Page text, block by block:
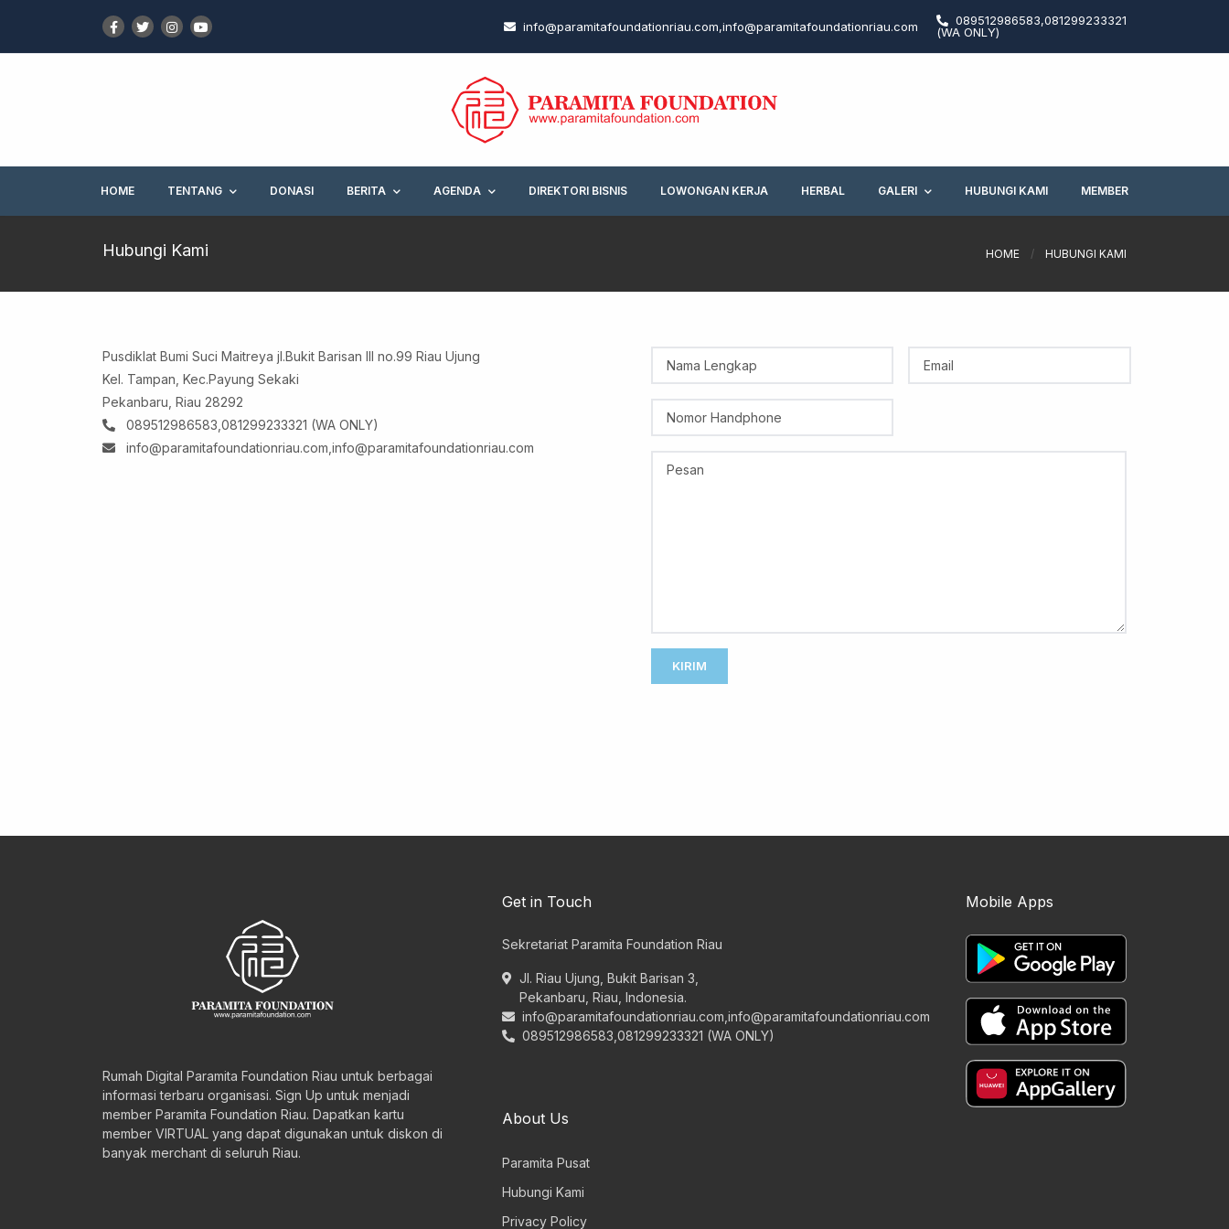
info@paramitafoundationriau.com,info@paramitafoundationriau.com
089512986583,081299233321
(WA ONLY)
HOME TENTANG DONASI BERITA AGENDA DIREKTORI BISNIS LOWONGAN KERJA HERBAL GALERI HUBUNGI KAMI MEMBER
Hubungi Kami HOME / HUBUNGI KAMI
Pusdiklat Bumi Suci Maitreya jl.Bukit Barisan III no.99 Riau Ujung
Kel. Tampan, Kec.Payung Sekaki
Pekanbaru, Riau 28292
089512986583,081299233321 (WA ONLY)
info@paramitafoundationriau.com,info@paramitafoundationriau.com
KIRIM
Rumah Digital Paramita Foundation Riau untuk berbagai
informasi terbaru organisasi. Sign Up untuk menjadi
member Paramita Foundation Riau. Dapatkan kartu
member VIRTUAL yang dapat digunakan untuk diskon di
banyak merchant di seluruh Riau.
Get in Touch
Sekretariat Paramita Foundation Riau
Jl. Riau Ujung, Bukit Barisan 3,
Pekanbaru, Riau, Indonesia.
info@paramitafoundationriau.com,info@paramitafoundationriau.com
089512986583,081299233321 (WA ONLY)
Mobile Apps
About Us
Paramita Pusat
Hubungi Kami
Privacy Policy